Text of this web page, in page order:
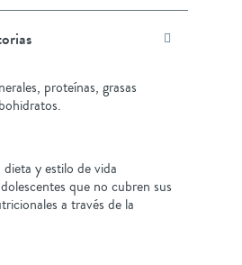
proteínas, grasas
y estilo de vida
que no cubren sus
a través de la